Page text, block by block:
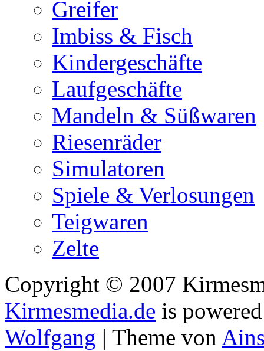
Greifer
Imbiss & Fisch
Kindergeschäfte
Laufgeschäfte
Mandeln & Süßwaren
Riesenräder
Simulatoren
Spiele & Verlosungen
Teigwaren
Zelte
Copyright © 2007
Kirmesmedia.de is
Wolfgang | Theme von